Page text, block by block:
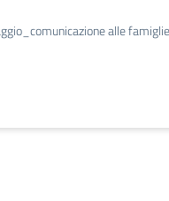
alle famiglie